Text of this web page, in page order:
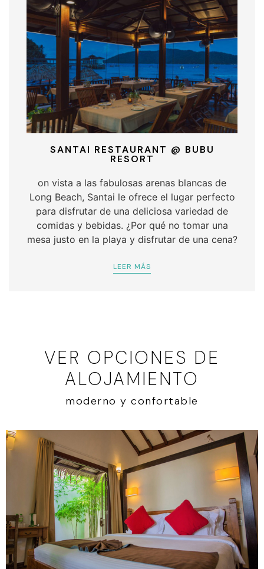
SANTAI RESTAURANT @ BUBU
RESORT
on vista a las fabulosas arenas blancas de
Long Beach, Santai le ofrece el lugar perfecto
para disfrutar de una deliciosa variedad de
comidas y bebidas. ¿Por qué no tomar una
mesa justo en la playa y disfrutar de una cena?
LEER MÁS
VER OPCIONES DE
ALOJAMIENTO
moderno y confortable